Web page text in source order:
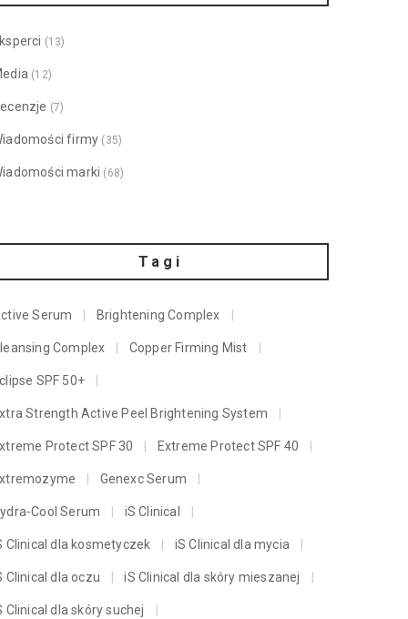
(13)
(12)
(7)
firmy (35)
marki (68)
Tagi
Serum Brightening Complex
Complex Copper Firming Mist
SPF 50+
Strength Active Peel Brightening System
Protect SPF 30 Extreme Protect SPF 40
Genexc Serum
Cool Serum iS Clinical
Clinical dla kosmetyczek iS Clinical dla mycia
Clinical dla oczu iS Clinical dla skóry mieszanej
Clinical dla skóry suchej